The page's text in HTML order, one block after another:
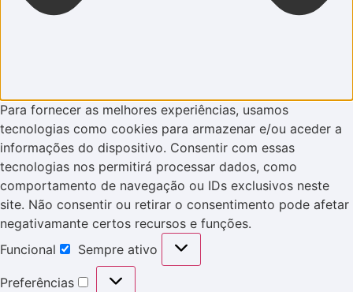
Para fornecer as melhores experiências, usamos
tecnologias como cookies para armazenar e/ou aceder a
informações do dispositivo. Consentir com essas
tecnologias nos permitirá processar dados, como
comportamento de navegação ou IDs exclusivos neste
site. Não consentir ou retirar o consentimento pode afetar
negativamante certos recursos e funções.
Funcional
Sempre ativo
Preferências